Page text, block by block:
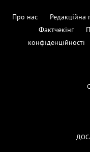
Про нас Редакційна
Фактчекінг
конфіденційності